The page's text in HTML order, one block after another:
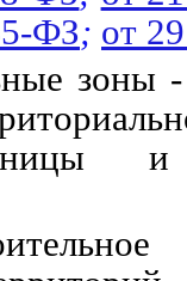
ФЗ; от
зоны
и